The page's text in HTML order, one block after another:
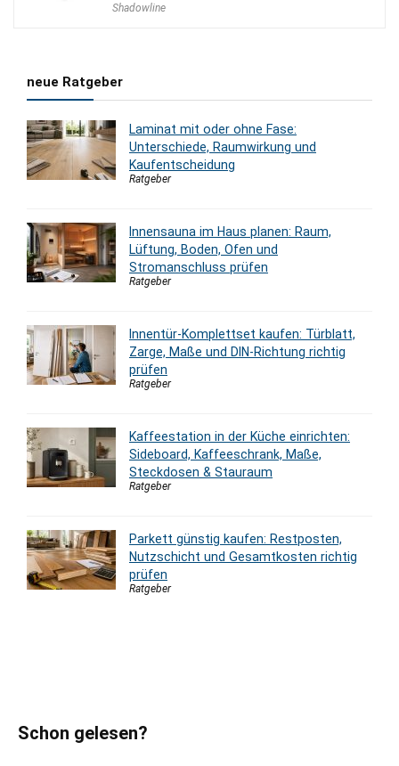
Shadowline
neue Ratgeber
Laminat mit oder ohne Fase:
Unterschiede, Raumwirkung und
Kaufentscheidung
Ratgeber
Innensauna im Haus planen: Raum,
Lüftung, Boden, Ofen und
Stromanschluss prüfen
Ratgeber
Innentür-Komplettset kaufen: Türblatt,
Zarge, Maße und DIN-Richtung richtig
prüfen
Ratgeber
Kaffeestation in der Küche einrichten:
Sideboard, Kaffeeschrank, Maße,
Steckdosen & Stauraum
Ratgeber
Parkett günstig kaufen: Restposten,
Nutzschicht und Gesamtkosten richtig
prüfen
Ratgeber
Schon gelesen?